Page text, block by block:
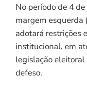
No período de 4
margem esquerda
adotará restrições
institucional, em
legislação
defeso.